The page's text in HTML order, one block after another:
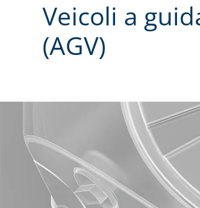
Veicoli a
(AGV)